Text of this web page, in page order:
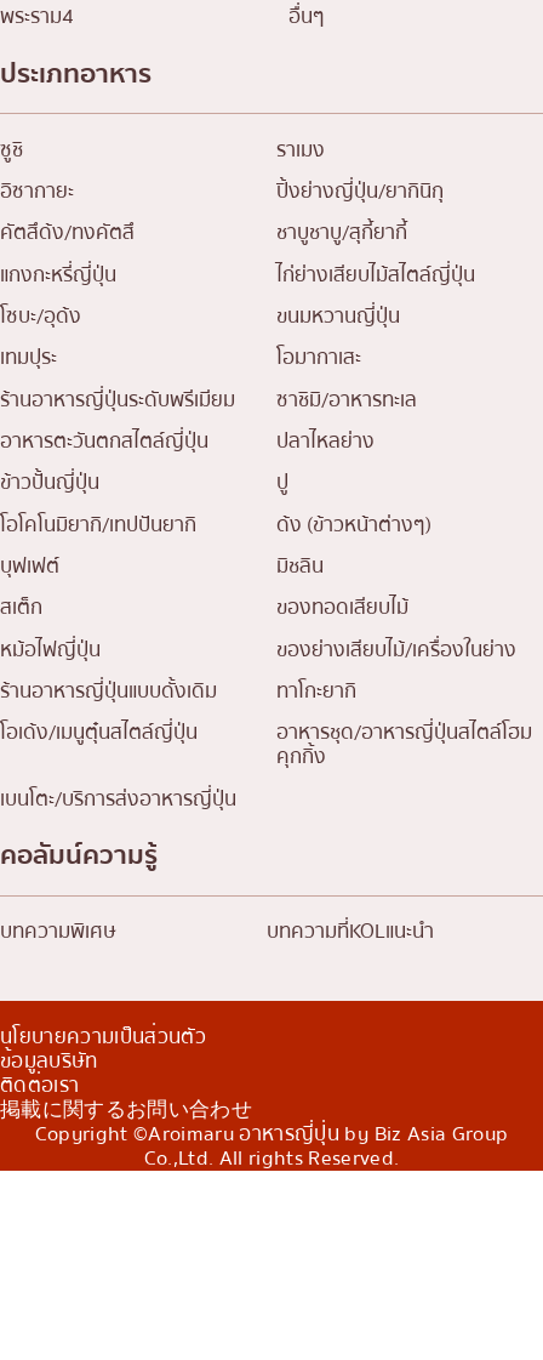
พระราม4
อื่นๆ
ประเภทอาหาร
ซูชิ
ราเมง
อิซากายะ
ปิ้งย่างญี่ปุ่น/ยากินิกุ
คัตสึด้ง/ทงคัตสึ
ชาบูชาบู/สุกี้ยากี้
แกงกะหรี่ญี่ปุ่น
ไก่ย่างเสียบไม้สไตล์ญี่ปุ่น
โซบะ/อุด้ง
ขนมหวานญี่ปุ่น
เทมปุระ
โอมากาเสะ
ร้านอาหารญี่ปุ่นระดับพรีเมียม
ซาชิมิ/อาหารทะเล
อาหารตะวันตกสไตล์ญี่ปุ่น
ปลาไหลย่าง
ข้าวปั้นญี่ปุ่น
ปู
โอโคโนมิยากิ/เทปปันยากิ
ด้ง (ข้าวหน้าต่างๆ)
บุฟเฟต์
มิชลิน
สเต็ก
ของทอดเสียบไม้
หม้อไฟญี่ปุ่น
ของย่างเสียบไม้/เครื่องในย่าง
ร้านอาหารญี่ปุ่นแบบดั้งเดิม
ทาโกะยากิ
โอเด้ง/เมนูตุ๋นสไตล์ญี่ปุ่น
อาหารชุด/อาหารญี่ปุ่นสไตล์โฮม
คุกกิ้ง
เบนโตะ/บริการส่งอาหารญี่ปุ่น
คอลัมน์ความรู้
บทความพิเศษ บทความที่KOLแนะนำ
นโยบายความเป็นส่วนตัว
ข้อมูลบริษัท
ติดต่อเรา
掲載に関するお問い合わせ
Copyright ©Aroimaru อาหารญี่ปุ่น by Biz Asia Group
Co.,Ltd. All rights Reserved.